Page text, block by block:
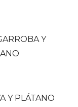
Y
Y PLÁTANO